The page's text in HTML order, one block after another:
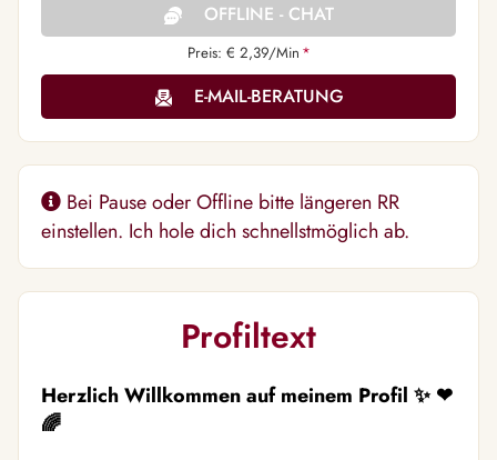
OFFLINE - CHAT
Preis: € 2,39/Min *
E-MAIL-BERATUNG
Bei Pause oder Offline bitte längeren RR
einstellen. Ich hole dich schnellstmöglich ab.
Profiltext
Herzlich Willkommen auf meinem Profil ✨ ❤
️🌈